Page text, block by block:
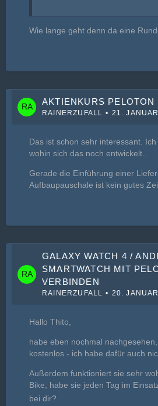
Wie lange geht denn da eine
AKTIENKURS PELOTON
RAINERZUFALL 21.
Das ist schon sehr interessant. Ich
wohin sich das noch entwickelt..
Gerade die Einführung einer
Aufbaupauschale ist kein gutes
GALAXY WATCH 4 /
SMARTWATCH MIT
VERBINDEN
RAINERZUFALL 20.
Hallo Thito,
habe eben nochmal
kostenlos - ich habe dafür auch
Außerdem funktioniert sie sehr
Bike, habe sie jeden Tag im
bei dir?